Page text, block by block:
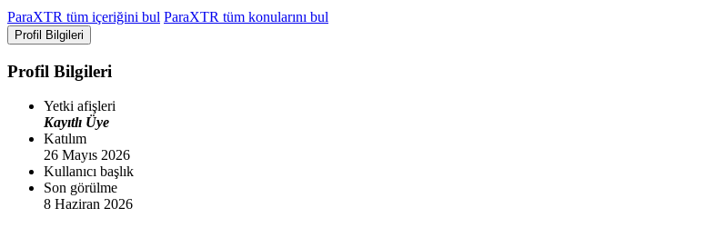
ParaXTR tüm içeriğini bul ParaXTR tüm konularını bul
Profil Bilgileri
Profil Bilgileri
Yetki afişleri
Kayıtlı Üye
Katılım
26 Mayıs 2026
Kullanıcı başlık
Son görülme
8 Haziran 2026